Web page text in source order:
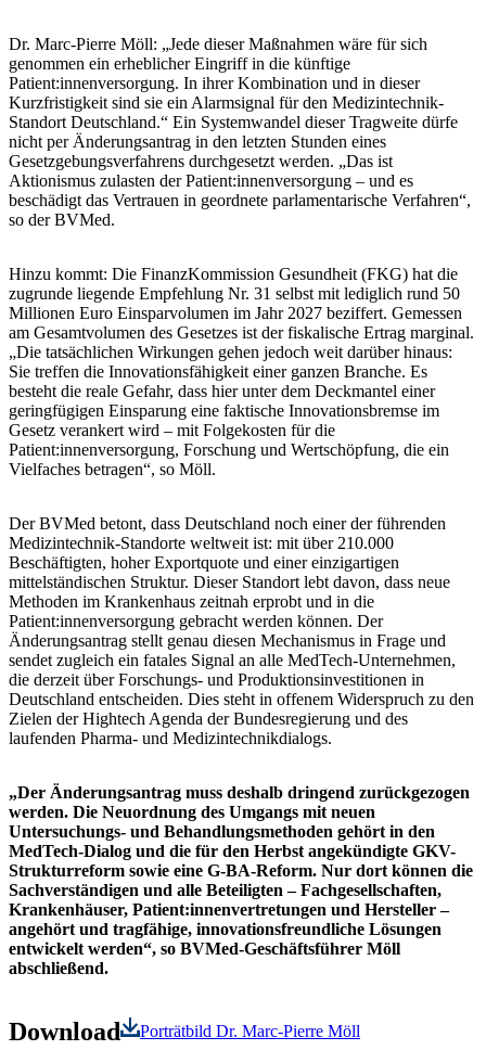
Dr. Marc-Pierre Möll: „Jede dieser Maßnahmen wäre für sich
genommen ein erheblicher Eingriff in die künftige
Patient:innenversorgung. In ihrer Kombination und in dieser
Kurzfristigkeit sind sie ein Alarmsignal für den Medizintechnik-
Standort Deutschland.“ Ein Systemwandel dieser Tragweite dürfe
nicht per Änderungsantrag in den letzten Stunden eines
Gesetzgebungsverfahrens durchgesetzt werden. „Das ist
Aktionismus zulasten der Patient:innenversorgung – und es
beschädigt das Vertrauen in geordnete parlamentarische Verfahren“,
so der BVMed.
Hinzu kommt: Die FinanzKommission Gesundheit (FKG) hat die
zugrunde liegende Empfehlung Nr. 31 selbst mit lediglich rund 50
Millionen Euro Einsparvolumen im Jahr 2027 beziffert. Gemessen
am Gesamtvolumen des Gesetzes ist der fiskalische Ertrag marginal.
„Die tatsächlichen Wirkungen gehen jedoch weit darüber hinaus:
Sie treffen die Innovationsfähigkeit einer ganzen Branche. Es
besteht die reale Gefahr, dass hier unter dem Deckmantel einer
geringfügigen Einsparung eine faktische Innovationsbremse im
Gesetz verankert wird – mit Folgekosten für die
Patient:innenversorgung, Forschung und Wertschöpfung, die ein
Vielfaches betragen“, so Möll.
Der BVMed betont, dass Deutschland noch einer der führenden
Medizintechnik-Standorte weltweit ist: mit über 210.000
Beschäftigten, hoher Exportquote und einer einzigartigen
mittelständischen Struktur. Dieser Standort lebt davon, dass neue
Methoden im Krankenhaus zeitnah erprobt und in die
Patient:innenversorgung gebracht werden können. Der
Änderungsantrag stellt genau diesen Mechanismus in Frage und
sendet zugleich ein fatales Signal an alle MedTech-Unternehmen,
die derzeit über Forschungs- und Produktionsinvestitionen in
Deutschland entscheiden. Dies steht in offenem Widerspruch zu den
Zielen der Hightech Agenda der Bundesregierung und des
laufenden Pharma- und Medizintechnikdialogs.
„Der Änderungsantrag muss deshalb dringend zurückgezogen
werden. Die Neuordnung des Umgangs mit neuen
Untersuchungs- und Behandlungsmethoden gehört in den
MedTech-Dialog und die für den Herbst angekündigte GKV-
Strukturreform sowie eine G-BA-Reform. Nur dort können die
Sachverständigen und alle Beteiligten – Fachgesellschaften,
Krankenhäuser, Patient:innenvertretungen und Hersteller –
angehört und tragfähige, innovationsfreundliche Lösungen
entwickelt werden“, so BVMed-Geschäftsführer Möll
abschließend.
Download Porträtbild Dr. Marc-Pierre Möll